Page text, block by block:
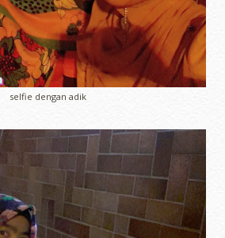
selfie dengan adik